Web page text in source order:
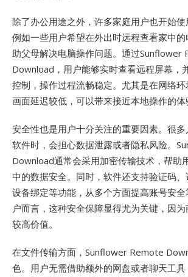
除了办公用途之外，许多家庭用户也开始使
例如一些用户希望在外出时远程查看家中
助父母解决电脑操作问题。通过Sunflower
Download，用户能够实时查看远程屏幕，
控制，操作过程流畅稳定。尤其是在网络环
画面延迟较低，可以带来接近本地操作的体
安全性也是用户十分关注的重要因素。很
软件时，会担心数据泄露或者隐私风险。
Download通常会采用加密传输技术，帮助
中的数据安全。同时，软件还支持验证码、
设备绑定等功能，从多个方面提高账号安
户而言，这种安全保障显得尤为关键，因
较高价值。
在文件传输方面，Sunflower Remote
色。用户无需借助额外的网盘或者聊天工